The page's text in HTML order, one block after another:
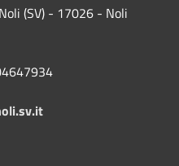
(SV) - 17026 - Noli